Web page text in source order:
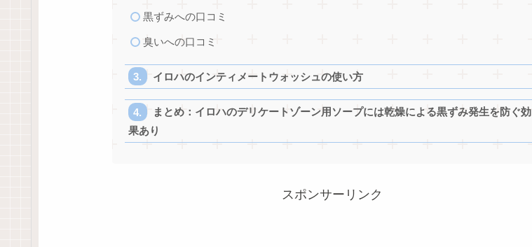
黒ずみへの口コミ
臭いへの口コミ
イロハのインティメートウォッシュの使い方
まとめ：イロハのデリケートゾーン用ソープには乾燥による黒ずみ発生を防ぐ効
果あり
スポンサーリンク